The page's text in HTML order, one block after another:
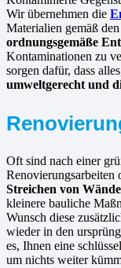
Wir übernehmen die
Materialien gemäß
ordnungsgemäße
Kontaminationen zu
sorgen dafür, dass
umweltgerecht und
Oft sind nach einer
Renovierungsarbeiten
Streichen von
kleinere bauliche
Wunsch diese
wieder in den
es, Ihnen eine
um nichts weiter